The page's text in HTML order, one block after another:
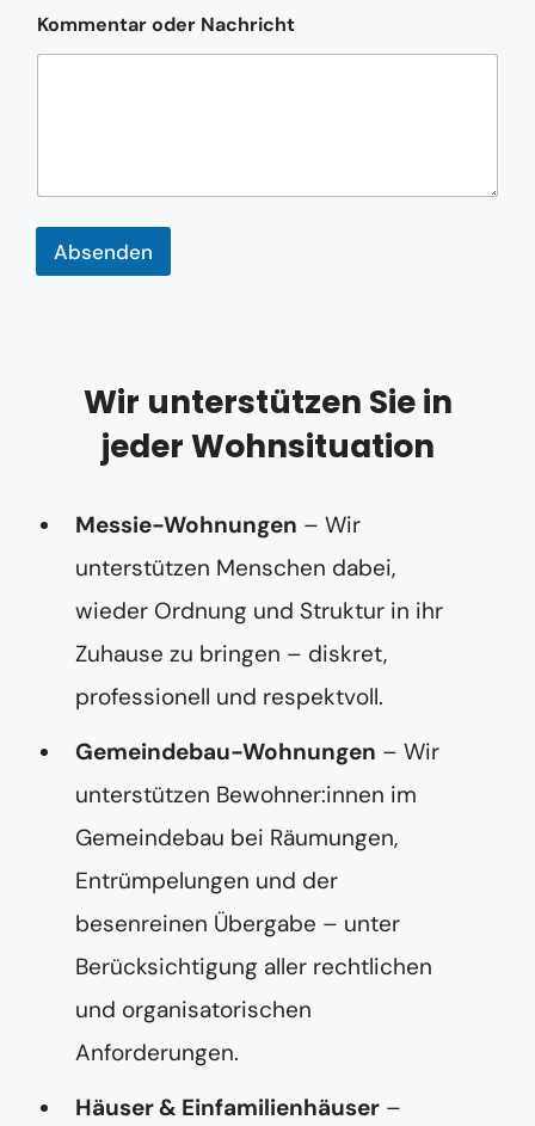
t
a
r
n
Kommentar oder Nachricht
Absenden
Wir unterstützen Sie in
jeder Wohnsituation
Messie-Wohnungen – Wir
unterstützen Menschen dabei,
wieder Ordnung und Struktur in ihr
Zuhause zu bringen – diskret,
professionell und respektvoll.
Gemeindebau-Wohnungen – Wir
unterstützen Bewohner:innen im
Gemeindebau bei Räumungen,
Entrümpelungen und der
besenreinen Übergabe – unter
Berücksichtigung aller rechtlichen
und organisatorischen
Anforderungen.
Häuser & Einfamilienhäuser –